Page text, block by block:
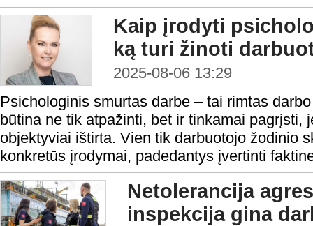
Kaip įrodyti
ką turi žinoti
2025-08-06 13:29
Psichologinis smurtas darbe – tai rimtas
būtina ne tik atpažinti, bet ir tinkamai pagrįsti,
objektyviai ištirta. Vien tik darbuotojo žodinio
konkretūs įrodymai, padedantys įvertinti
Netolerancija
inspekcija gina